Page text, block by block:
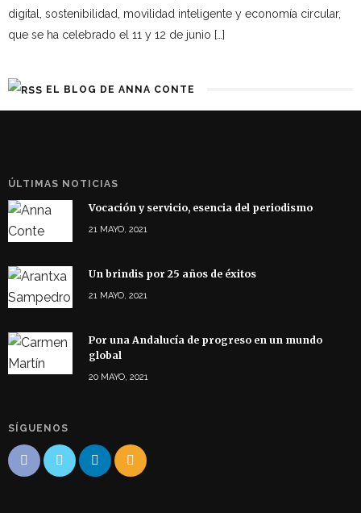
digital, sostenibilidad, movilidad inteligente y economía circular,
que se ha celebrado el 11 y 12 de junio […]
EL BLOG DE ANNA CONTE
ÚLTIMAS NOTICIAS
Vocación y servicio, esencia del periodismo
21 MAYO, 2021
Un brindis por 25 años de éxitos
21 MAYO, 2021
Por una Andalucía de progreso en un mundo
global
20 MAYO, 2021
SÍGUENOS